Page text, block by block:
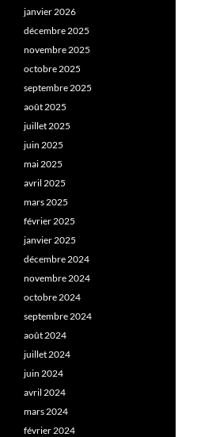
janvier 2026
décembre 2025
novembre 2025
octobre 2025
septembre 2025
août 2025
juillet 2025
juin 2025
mai 2025
avril 2025
mars 2025
février 2025
janvier 2025
décembre 2024
novembre 2024
octobre 2024
septembre 2024
août 2024
juillet 2024
juin 2024
avril 2024
mars 2024
février 2024